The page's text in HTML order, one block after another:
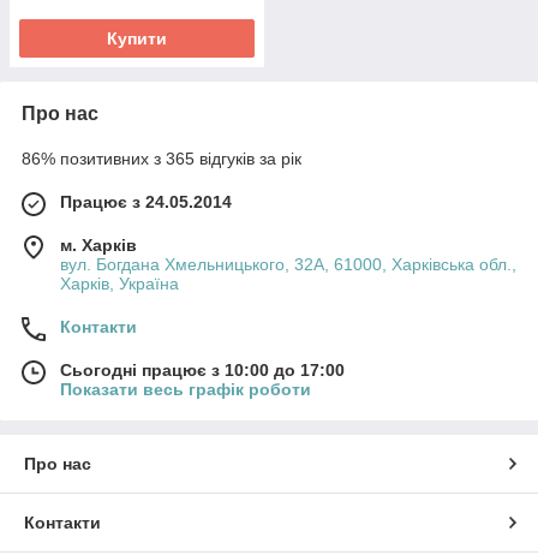
Купити
Про нас
86% позитивних з 365 відгуків за рік
Працює з 24.05.2014
м. Харків
вул. Богдана Хмельницького, 32А, 61000, Харківська обл.,
Харків, Україна
Контакти
Сьогодні працює з 10:00 до 17:00
Показати весь графік роботи
Про нас
Контакти